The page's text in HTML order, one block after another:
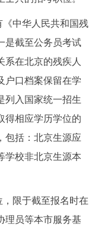
中华人民共和国残
是截至公务员考试
系在北京的残疾人
户口档案保留在学
列入国家统一招生
得相应学历学位的
包括：北京生源应
学校非北京生源本
限于截至报名时在
理员等本市服务基